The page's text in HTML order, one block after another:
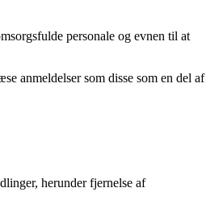
personale og evnen til at
anmeldelser som disse som en del af
herunder fjernelse af